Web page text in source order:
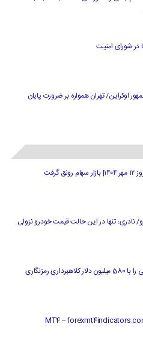
در شورای امنیت
اوکراین/ تهران همواره بر ضرورت پایان
نادری: تنها در این حالت قیمت خودرو نزولی
مقامات تایلندی ملی پرتغالی را با 580 میلیون دلار کلاهبرداری رمزنگاری